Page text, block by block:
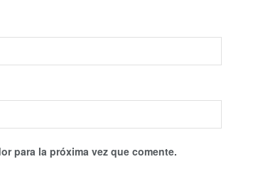
para la próxima vez que comente.